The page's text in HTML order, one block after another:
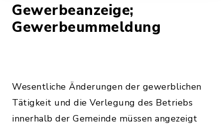
Gewerbeanzeige;
Gewerbeummeldung
Wesentliche Änderungen der gewerblichen
Tätigkeit und die Verlegung des Betriebs
innerhalb der Gemeinde müssen angezeigt